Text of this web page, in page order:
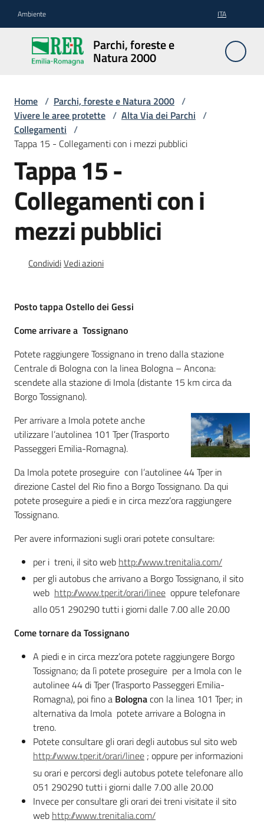
Ambiente ITA
Parchi, foreste e
Natura 2000
Parchi,
foreste
e
2000
Aree
Protette
Rete
Natura
2000
Biodiversità
Consultazione
Seguici
su
Ambiente
Novità
Servizi
Leggi Atti Bandi
Piani Programmi
Progetti
Home / Parchi, foreste e Natura 2000 /
Vivere le aree protette / Alta Via dei Parchi /
Collegamenti /
Tappa 15 - Collegamenti con i mezzi pubblici
Tappa 15 -
Collegamenti con i
mezzi pubblici
CondividiVedi azioni
Posto tappa Ostello dei Gessi
Come arrivare a Tossignano
Potete raggiungere Tossignano in treno dalla stazione
Centrale di Bologna con la linea Bologna – Ancona:
scendete alla stazione di Imola (distante 15 km circa da
Borgo Tossignano).
Per arrivare a Imola potete anche
utilizzare l’autolinea 101 Tper (Trasporto
Passeggeri Emilia-Romagna).
Da Imola potete proseguire con l’autolinee 44 Tper in
direzione Castel del Rio fino a Borgo Tossignano. Da qui
potete proseguire a piedi e in circa mezz’ora raggiungere
Tossignano.
Per avere informazioni sugli orari potete consultare:
per i treni, il sito web http://www.trenitalia.com/
per gli autobus che arrivano a Borgo Tossignano, il sito
web http://www.tper.it/orari/linee oppure telefonare
allo 051 290290 tutti i giorni dalle 7.00 alle 20.00
Come tornare daTossignano
A piedi e in circa mezz’ora potete raggiungere Borgo
Tossignano; da lì potete proseguire per a Imola con le
autolinee 44 di Tper (Trasporto Passeggeri Emilia-
Romagna), poi fino a Bolognacon la linea 101 Tper; in
alternativa da Imola potete arrivare a Bologna in
treno.
Potete consultare gli orari degli autobus sul sito web
http://www.tper.it/orari/linee ; oppure per informazioni
su orari e percorsi degli autobus potete telefonare allo
051 290290 tutti i giorni dalle 7.00 alle 20.00
Invece per consultare gli orari dei treni visitate il sito
web http://www.trenitalia.com/